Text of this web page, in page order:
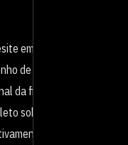
em coletar feedbacks
de colaboradores e se
da firma. Apenas a partir
sobre o negócio é
utilizadas.